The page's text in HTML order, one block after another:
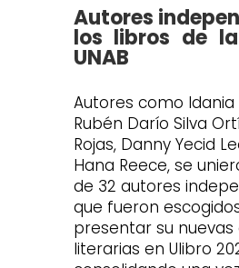
Autores
los libros de
UNAB
Autores como Idania
Rubén Darío Silva
Rojas, Danny Yecid
Hana Reece, se
de 32 autores
que fueron
presentar su nuevas
literarias en Ulibro